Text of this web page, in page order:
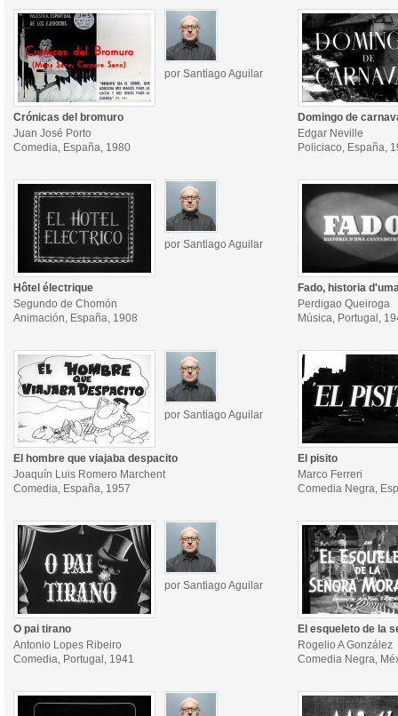
por Santiago Aguilar
Crónicas del bromuro
Juan José Porto
Comedia, España, 1980
Domingo de
Edgar Neville
Policiaco, España,
por Santiago Aguilar
Hôtel électrique
Segundo de Chomón
Animación, España, 1908
Fado, historia
Perdigao Queiroga
Música, Portugal,
por Santiago Aguilar
El hombre que viajaba despacito
Joaquín Luis Romero Marchent
Comedia, España, 1957
El pisito
Marco Ferreri
Comedia Negra,
por Santiago Aguilar
O pai tirano
Antonio Lopes Ribeiro
Comedia, Portugal, 1941
El esqueleto de la
Rogelio A González
Comedia Negra,